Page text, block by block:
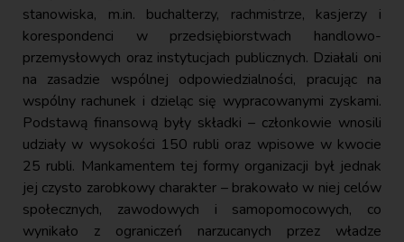
stanowiska, m.in. buchalterzy, rachmistrze, kasjerzy i
korespondenci w przedsiębiorstwach handlowo-
przemysłowych oraz instytucjach publicznych. Działali oni
na zasadzie wspólnej odpowiedzialności, pracując na
wspólny rachunek i dzieląc się wypracowanymi zyskami.
Podstawą finansową były składki – członkowie wnosili
udziały w wysokości 150 rubli oraz wpisowe w kwocie
25 rubli. Mankamentem tej formy organizacji był jednak
jej czysto zarobkowy charakter – brakowało w niej celów
społecznych, zawodowych i samopomocowych, co
wynikało z ograniczeń narzucanych przez władze